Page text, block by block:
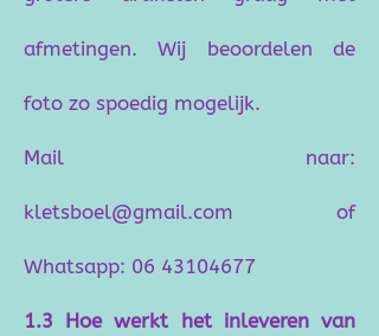
afmetingen. Wij beoordelen de
foto zo spoedig mogelijk.
Mail naar:
kletsboel@gmail.com of
Whatsapp: 06 43104677
1.3 Hoe werkt het inleveren van